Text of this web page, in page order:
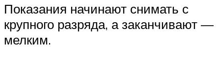
Показания начинают снимать с
крупного разряда, а заканчивают —
мелким.